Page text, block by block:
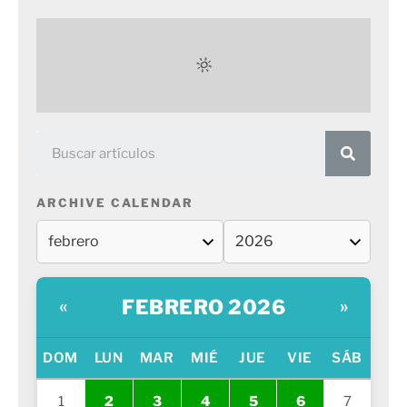
ARCHIVE CALENDAR
« FEBRERO 2026 »
DOM LUN MAR MIÉ JUE VIE SÁB
1 2 3 4 5 6 7